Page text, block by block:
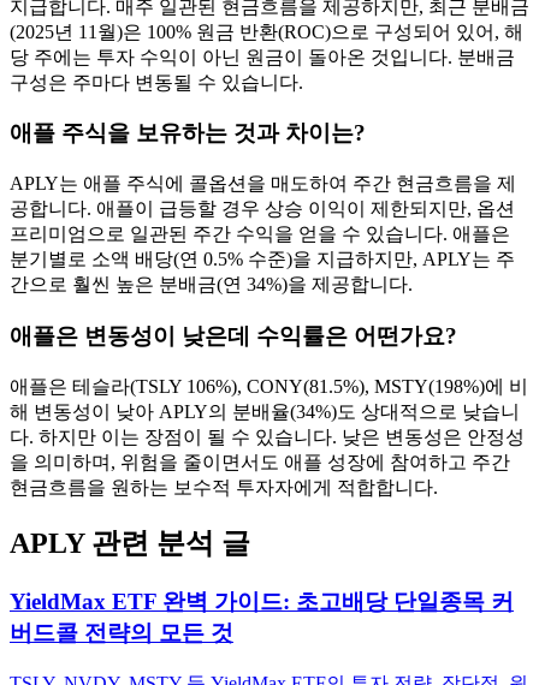
지급합니다. 매주 일관된 현금흐름을 제공하지만, 최근 분배금
(2025년 11월)은 100% 원금 반환(ROC)으로 구성되어 있어, 해
당 주에는 투자 수익이 아닌 원금이 돌아온 것입니다. 분배금
구성은 주마다 변동될 수 있습니다.
애플 주식을 보유하는 것과 차이는?
APLY는 애플 주식에 콜옵션을 매도하여 주간 현금흐름을 제
공합니다. 애플이 급등할 경우 상승 이익이 제한되지만, 옵션
프리미엄으로 일관된 주간 수익을 얻을 수 있습니다. 애플은
분기별로 소액 배당(연 0.5% 수준)을 지급하지만, APLY는 주
간으로 훨씬 높은 분배금(연 34%)을 제공합니다.
애플은 변동성이 낮은데 수익률은 어떤가요?
애플은 테슬라(TSLY 106%), CONY(81.5%), MSTY(198%)에 비
해 변동성이 낮아 APLY의 분배율(34%)도 상대적으로 낮습니
다. 하지만 이는 장점이 될 수 있습니다. 낮은 변동성은 안정성
을 의미하며, 위험을 줄이면서도 애플 성장에 참여하고 주간
현금흐름을 원하는 보수적 투자자에게 적합합니다.
APLY관련 분석 글
YieldMax ETF 완벽 가이드: 초고배당 단일종목 커
버드콜 전략의 모든 것